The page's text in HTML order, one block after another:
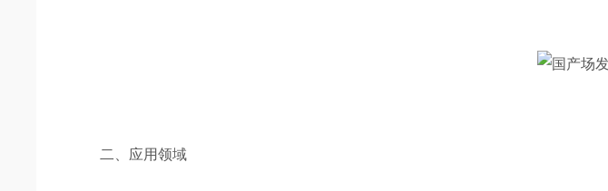
二、应用领域